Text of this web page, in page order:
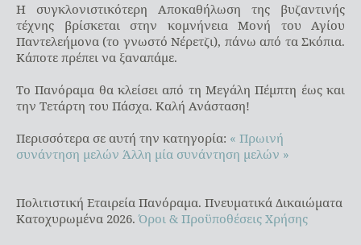
Η συγκλονιστικότερη Αποκαθήλωση της βυζαντινής
τέχνης βρίσκεται στην κομνήνεια Μονή του Αγίου
Παντελεήμονα (το γνωστό Νέρετζι), πάνω από τα Σκόπια.
Κάποτε πρέπει να ξαναπάμε.
Το Πανόραμα θα κλείσει από τη Μεγάλη Πέμπτη έως και
την Τετάρτη του Πάσχα. Καλή Ανάσταση!
Περισσότερα σε αυτή την κατηγορία: « Πρωινή
συνάντηση μελών Άλλη μία συνάντηση μελών »
Πολιτιστική Εταιρεία Πανόραμα. Πνευματικά Δικαιώματα
Κατοχυρωμένα 2026.Όροι & Προϋποθέσεις Χρήσης